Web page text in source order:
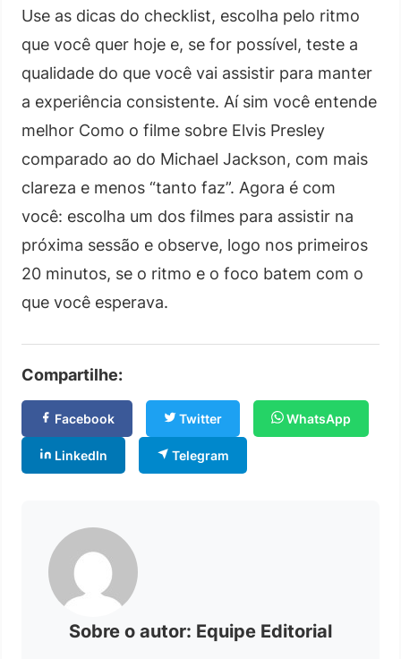
Use as dicas do checklist, escolha pelo ritmo
que você quer hoje e, se for possível, teste a
qualidade do que você vai assistir para manter
a experiência consistente. Aí sim você entende
melhor Como o filme sobre Elvis Presley
comparado ao do Michael Jackson, com mais
clareza e menos “tanto faz”. Agora é com
você: escolha um dos filmes para assistir na
próxima sessão e observe, logo nos primeiros
20 minutos, se o ritmo e o foco batem com o
que você esperava.
Compartilhe:
Facebook Twitter WhatsApp
LinkedIn Telegram
Sobre o autor: Equipe Editorial